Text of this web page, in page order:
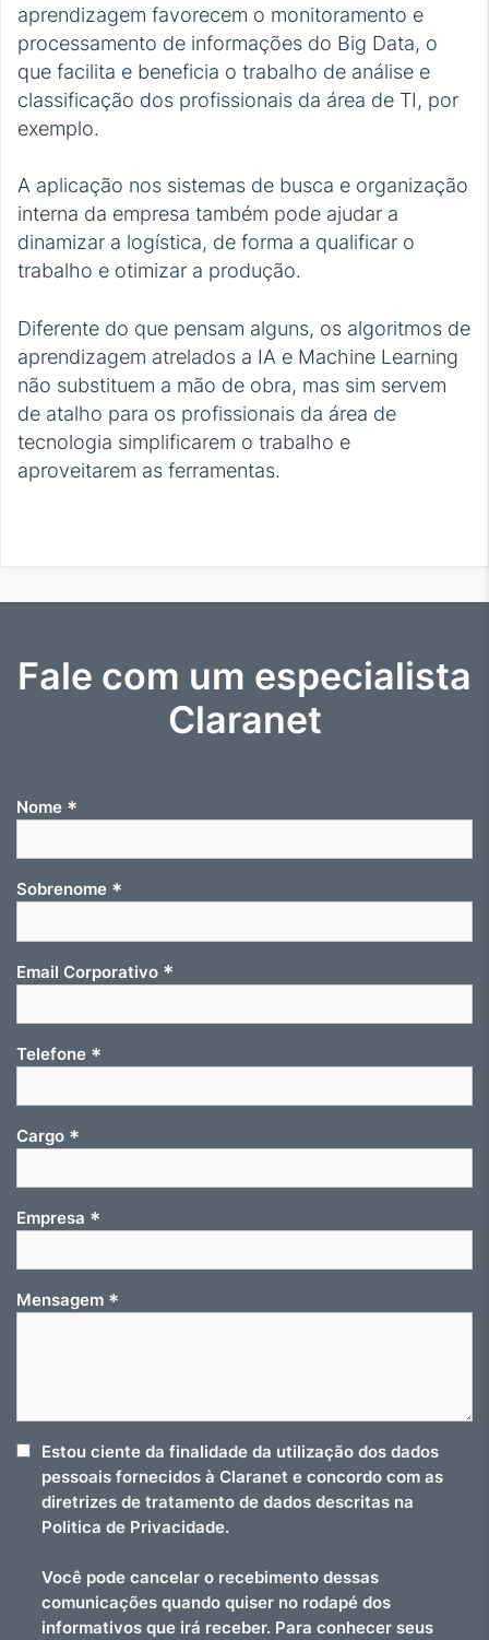
aprendizagem favorecem o monitoramento e
processamento de informações do Big Data, o
que facilita e beneficia o trabalho de análise e
classificação dos profissionais da área de TI, por
exemplo.
A aplicação nos sistemas de busca e organização
interna da empresa também pode ajudar a
dinamizar a logística, de forma a qualificar o
trabalho e otimizar a produção.
Diferente do que pensam alguns, os algoritmos de
aprendizagem atrelados a IA e Machine Learning
não substituem a mão de obra, mas sim servem
de atalho para os profissionais da área de
tecnologia simplificarem o trabalho e
aproveitarem as ferramentas.
Fale com um especialista
Claranet
Nome *
Sobrenome *
Email Corporativo *
Telefone *
Cargo *
Empresa *
Mensagem *
Estou ciente da finalidade da utilização dos dados
pessoais fornecidos à Claranet e concordo com as
diretrizes de tratamento de dados descritas na
Politica de Privacidade.
Você pode cancelar o recebimento dessas
comunicações quando quiser no rodapé dos
informativos que irá receber. Para conhecer seus